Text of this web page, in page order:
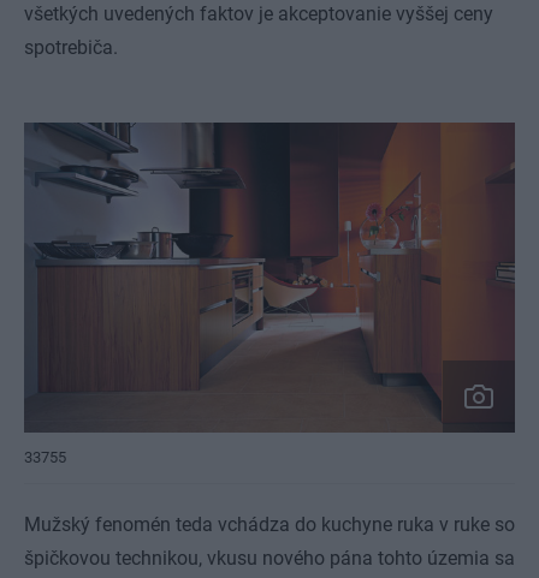
všetkých uvedených faktov je akceptovanie vyššej ceny
spotrebiča.
33755
Mužský fenomén teda vchádza do kuchyne ruka v ruke so
špičkovou technikou, vkusu nového pána tohto územia sa